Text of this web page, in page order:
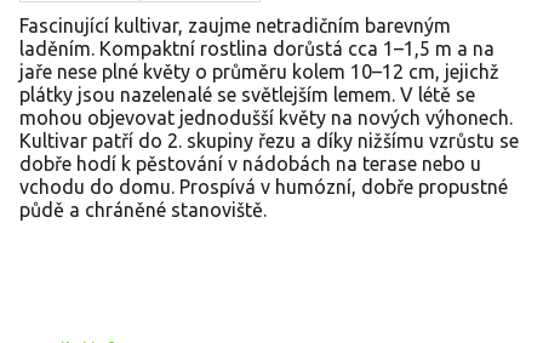
Fascinující kultivar, zaujme netradičním barevným
laděním. Kompaktní rostlina dorůstá cca 1–1,5 m a na
jaře nese plné květy o průměru kolem 10–12 cm, jejichž
plátky jsou nazelenalé se světlejším lemem. V létě se
mohou objevovat jednodušší květy na nových výhonech.
Kultivar patří do 2. skupiny řezu a díky nižšímu vzrůstu se
dobře hodí k pěstování v nádobách na terase nebo u
vchodu do domu. Prospívá v humózní, dobře propustné
půdě a chráněné stanoviště.